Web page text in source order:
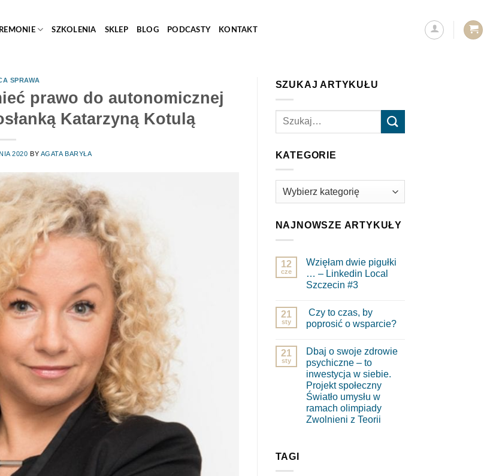
SZKOLENIA SKLEP BLOG PODCASTY KONTAKT
SPRAWA
prawo do autonomicznej
Katarzyną Kotulą
2020 BY AGATA BARYŁA
SZUKAJ ARTYKUŁU
KATEGORIE
Kategorie
NAJNOWSZE ARTYKUŁY
12
cze
Wzięłam dwie pigułki
… – Linkedin Local
Szczecin #3
do
Wzięłam
dwie
–
Linkedin
Local
Szczecin
#3
21
sty
Czy to czas, by
poprosić o wsparcie?
do
to
czas,
by
poprosić
o
wsparcie?
21
sty
Dbaj o swoje zdrowie
psychiczne – to
inwestycja w siebie.
Projekt społeczny
Światło umysłu w
ramach olimpiady
Zwolnieni z Teorii
TAGI